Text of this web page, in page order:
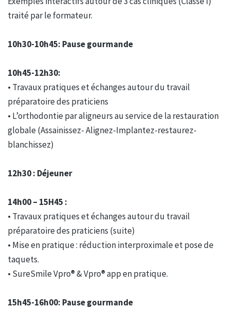
traité par le formateur.
10h30-10h45: Pause gourmande
10h45-12h30:
• Travaux pratiques et échanges autour du travail
préparatoire des praticiens
• L’orthodontie par aligneurs au service de la restauration
globale (Assainissez- Alignez-Implantez-restaurez-
blanchissez)
12h30 : Déjeuner
14h00 – 15H45 :
• Travaux pratiques et échanges autour du travail
préparatoire des praticiens (suite)
• Mise en pratique : réduction interproximale et pose de
taquets.
• SureSmile Vpro® & Vpro® app en pratique.
15h45-16h00: Pause gourmande